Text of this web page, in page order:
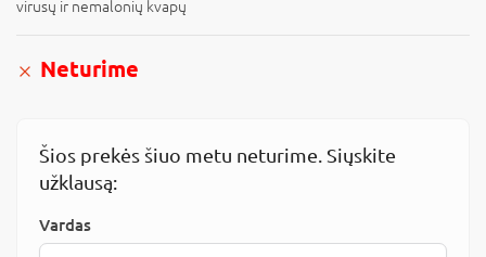
virusų ir nemalonių kvapų
Neturime
Šios prekės šiuo metu neturime. Siųskite
užklausą:
Vardas